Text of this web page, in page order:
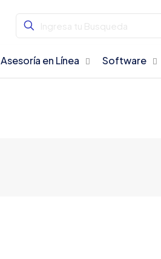
Asesoría en Línea Software